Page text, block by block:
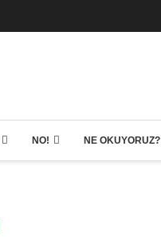
NO! NE OKUYORUZ?